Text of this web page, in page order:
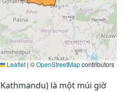
Leaflet | ©OpenStreetMapcontributors
là một múi giờ